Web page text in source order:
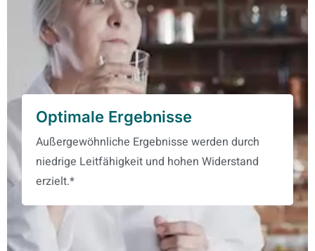
Optimale Ergebnisse
Außergewöhnliche Ergebnisse werden durch
niedrige Leitfähigkeit und hohen Widerstand
erzielt.*